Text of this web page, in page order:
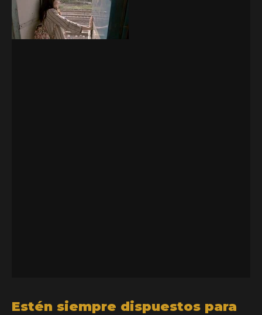
Estén siempre dispuestos para